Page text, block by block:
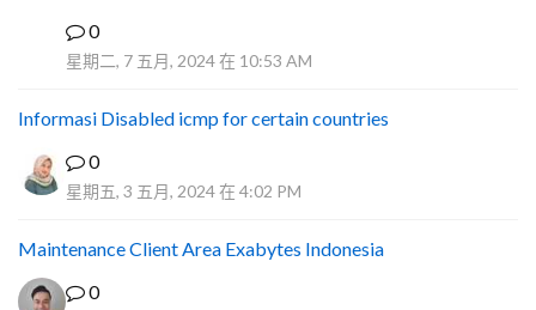
0
星期二, 7 五月, 2024 在 10:53 AM
Informasi Disabled icmp for certain countries
0
星期五, 3 五月, 2024 在 4:02 PM
Maintenance Client Area Exabytes Indonesia
0